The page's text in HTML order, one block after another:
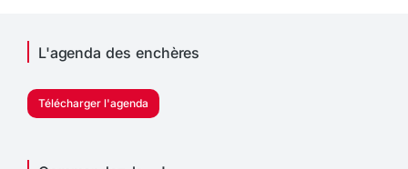
L'agenda des enchères
Télécharger l'agenda